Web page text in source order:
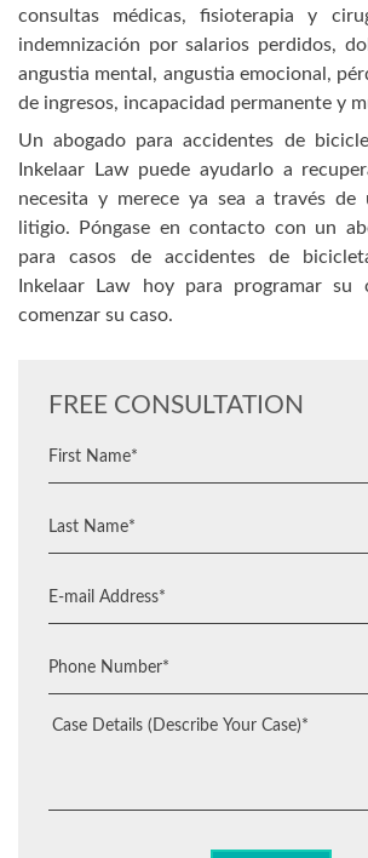
consultas médicas, fisioterapia y
indemnización por salarios perdidos,
angustia mental, angustia emocional,
de ingresos, incapacidad permanente y
Un abogado para accidentes de
Inkelaar Law puede ayudarlo a
necesita y merece ya sea a través
litigio. Póngase en contacto con un
para casos de accidentes de
Inkelaar Law hoy para programar su
comenzar su caso.
FREE CONSULTATION